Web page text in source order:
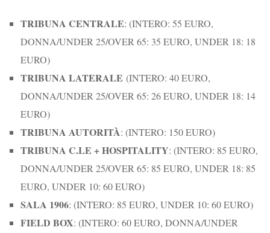
TRIBUNA CENTRALE: (INTERO: 55 EURO,
DONNA/UNDER 25/OVER 65: 35 EURO, UNDER 18: 18
EURO)
TRIBUNA LATERALE (INTERO: 40 EURO,
DONNA/UNDER 25/OVER 65: 26 EURO, UNDER 18: 14
EURO)
TRIBUNA AUTORITÀ: (INTERO: 150 EURO)
TRIBUNA C.LE + HOSPITALITY: (INTERO: 85 EURO,
DONNA/UNDER 25/OVER 65: 85 EURO, UNDER 18: 85
EURO, UNDER 10: 60 EURO)
SALA 1906: (INTERO: 85 EURO, UNDER 10: 60 EURO)
FIELD BOX: (INTERO: 60 EURO, DONNA/UNDER